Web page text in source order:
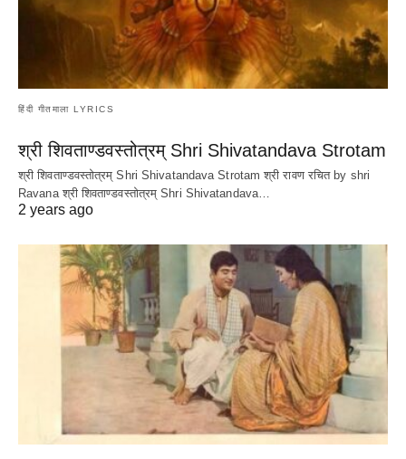
हिंदी गीतमाला LYRICS
श्री शिवताण्डवस्तोत्रम् Shri Shivatandava Strotam
श्री शिवताण्डवस्तोत्रम् Shri Shivatandava Strotam श्री रावण रचित by shri
Ravana श्री शिवताण्डवस्तोत्रम् Shri Shivatandava…
2 years ago